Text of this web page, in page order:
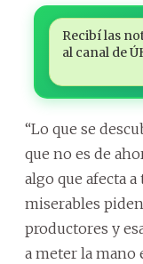
Recibí las
al canal de
“Lo que se
que no es de
algo que afecta
miserables
productores y
a meter la mano